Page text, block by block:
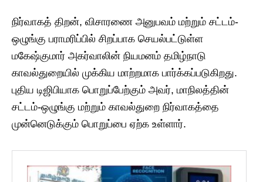
நிர்வாகத் திறன், விசாரணை அனுபவம் மற்றும் சட்டம்-
ஒழுங்கு பராமரிப்பில் சிறப்பாக செயல்பட்டுள்ள
மகேஷ்குமார் அகர்வாலின் நியமனம் தமிழ்நாடு
காவல்துறையில் முக்கிய மாற்றமாக பார்க்கப்படுகிறது.
புதிய டிஜிபியாக பொறுப்பேற்கும் அவர், மாநிலத்தின்
சட்டம்-ஒழுங்கு மற்றும் காவல்துறை நிர்வாகத்தை
முன்னெடுக்கும் பொறுப்பை ஏற்க உள்ளார்.